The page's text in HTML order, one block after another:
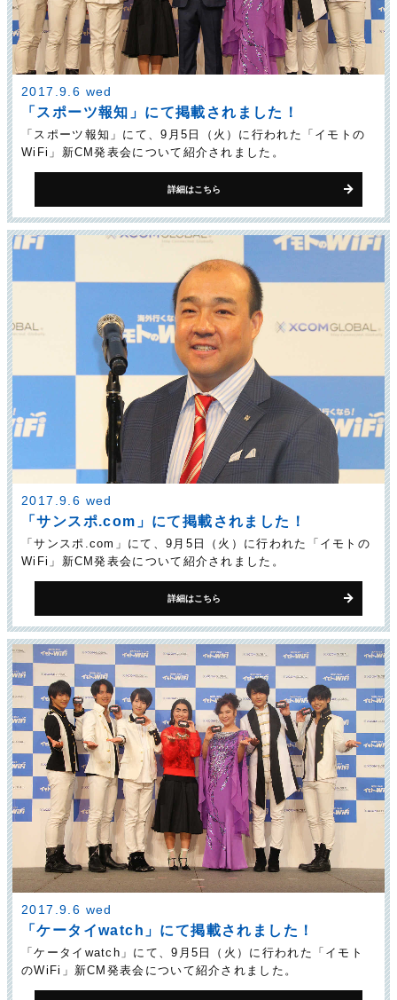
2017.9.6 wed
「スポーツ報知」にて掲載されました！
「スポーツ報知」にて、9月5日（火）に行われた「イモトの
WiFi」新CM発表会について紹介されました。
詳細はこちら
2017.9.6 wed
「サンスポ.com」にて掲載されました！
「サンスポ.com」にて、9月5日（火）に行われた「イモトの
WiFi」新CM発表会について紹介されました。
詳細はこちら
2017.9.6 wed
「ケータイwatch」にて掲載されました！
「ケータイwatch」にて、9月5日（火）に行われた「イモト
のWiFi」新CM発表会について紹介されました。